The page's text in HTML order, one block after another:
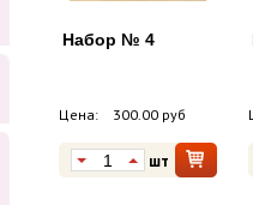
Набор № 4
Цена: 300.00 руб
шт